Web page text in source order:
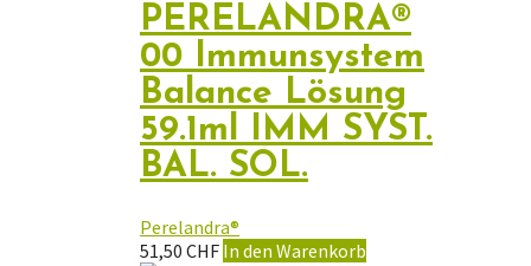
PERELANDRA®
00 Immunsystem
Balance Lösung
59.1ml IMM SYST.
BAL. SOL.
Perelandra®
51,50 CHF In den Warenkorb